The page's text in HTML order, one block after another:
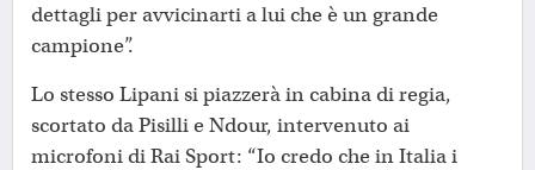
dettagli per avvicinarti a lui che è un grande
campione”.
Lo stesso Lipani si piazzerà in cabina di regia,
scortato da Pisilli e Ndour, intervenuto ai
microfoni di Rai Sport: “Io credo che in Italia i